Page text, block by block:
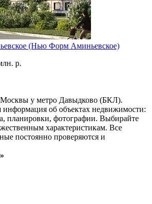
(Нью Форм Аминьевское)
р.
Москвы у метро Давыдково (БКЛ).
информация об объектах недвижимости:
планировки, фотографии. Выбирайте
характеристикам. Все
постоянно проверяются и